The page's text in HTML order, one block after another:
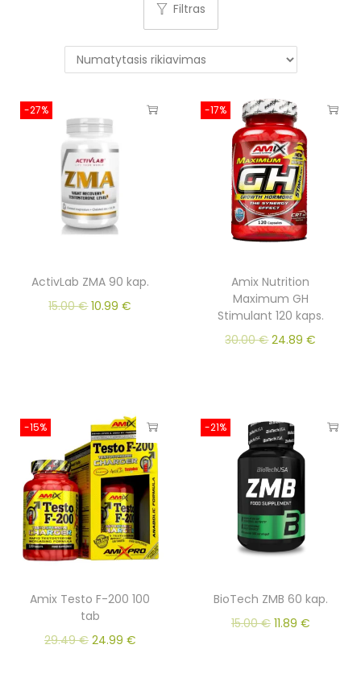
Filtras
-27%
ActivLab ZMA 90 kap.
15.00€ 10.99€
-17%
Amix Nutrition
Maximum GH
Stimulant 120 kaps.
30.00€ 24.89€
-15%
Amix Testo F-200 100
tab
29.49€ 24.99 €
-21%
BioTech ZMB 60 kap.
15.00€ 11.89 €